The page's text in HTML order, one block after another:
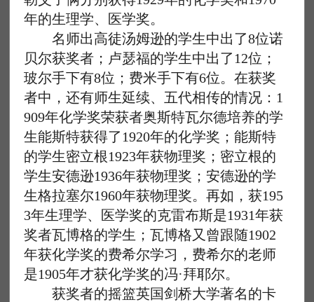
年的生理学、医学奖。
名师出高徒汤姆逊的学生中出了8位诺
贝尔获奖者；卢瑟福的学生中出了12位；
玻尔手下有8位；费米手下有6位。在获奖
者中，还有师生延续、五代相传的情况：1
909年化学奖荣获者奥斯特瓦尔德培养的学
生能斯特获得了1920年的化学奖；能斯特
的学生密立根1923年获物理奖；密立根的
学生安德逊1936年获物理奖；安德逊的学
生格拉塞尔1960年获物理奖。再如，获195
3年生理学、医学奖的克雷布斯是1931年获
奖者瓦博格的学生；瓦博格又曾跟随1902
年获化学奖的费希尔学习，费希尔的老师
是1905年才获化学奖的冯·拜耶尔。
获奖者的摇篮英国剑桥大学著名的卡